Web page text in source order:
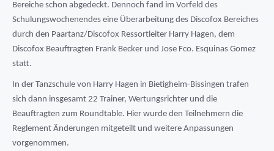
Bereiche schon abgedeckt. Dennoch fand im Vorfeld des
Schulungswochenendes eine Überarbeitung des Discofox Bereiches
durch den Paartanz/Discofox Ressortleiter Harry Hagen, dem
Discofox Beauftragten Frank Becker und Jose Fco. Esquinas Gomez
statt.
In der Tanzschule von Harry Hagen in Bietigheim-Bissingen trafen
sich dann insgesamt 22 Trainer, Wertungsrichter und die
Beauftragten zum Roundtable. Hier wurde den Teilnehmern die
Reglement Änderungen mitgeteilt und weitere Anpassungen
vorgenommen.